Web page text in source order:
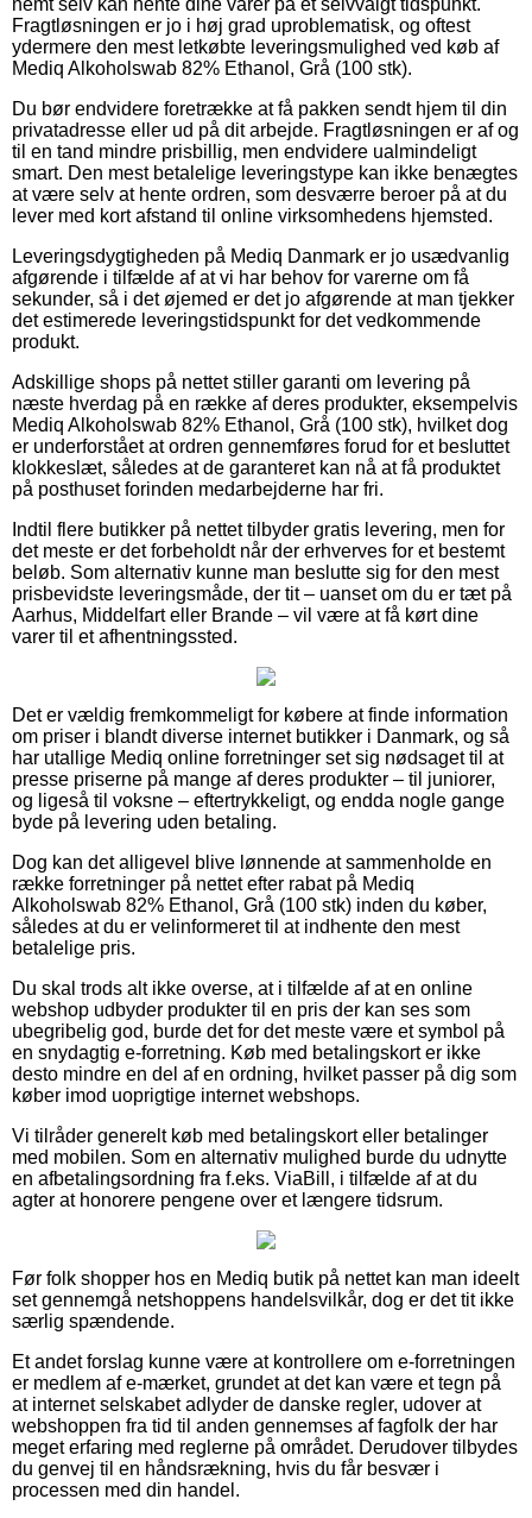
Fragtløsningen er jo i høj grad uproblematisk, og oftest
ydermere den mest letkøbte leveringsmulighed ved køb af
Mediq Alkoholswab 82% Ethanol, Grå (100 stk).
Du bør endvidere foretrække at få pakken sendt hjem til din
privatadresse eller ud på dit arbejde. Fragtløsningen er af og
til en tand mindre prisbillig, men endvidere ualmindeligt
smart. Den mest betalelige leveringstype kan ikke benægtes
at være selv at hente ordren, som desværre beroer på at du
lever med kort afstand til online virksomhedens hjemsted.
Leveringsdygtigheden på Mediq Danmark er jo usædvanlig
afgørende i tilfælde af at vi har behov for varerne om få
sekunder, så i det øjemed er det jo afgørende at man tjekker
det estimerede leveringstidspunkt for det vedkommende
produkt.
Adskillige shops på nettet stiller garanti om levering på
næste hverdag på en række af deres produkter, eksempelvis
Mediq Alkoholswab 82% Ethanol, Grå (100 stk), hvilket dog
er underforstået at ordren gennemføres forud for et besluttet
klokkeslæt, således at de garanteret kan nå at få produktet
på posthuset forinden medarbejderne har fri.
Indtil flere butikker på nettet tilbyder gratis levering, men for
det meste er det forbeholdt når der erhverves for et bestemt
beløb. Som alternativ kunne man beslutte sig for den mest
prisbevidste leveringsmåde, der tit – uanset om du er tæt på
Aarhus, Middelfart eller Brande – vil være at få kørt dine
varer til et afhentningssted.
Det er vældig fremkommeligt for købere at finde information
om priser i blandt diverse internet butikker i Danmark, og så
har utallige Mediq online forretninger set sig nødsaget til at
presse priserne på mange af deres produkter – til juniorer,
og ligeså til voksne – eftertrykkeligt, og endda nogle gange
byde på levering uden betaling.
Dog kan det alligevel blive lønnende at sammenholde en
række forretninger på nettet efter rabat på Mediq
Alkoholswab 82% Ethanol, Grå (100 stk) inden du køber,
således at du er velinformeret til at indhente den mest
betalelige pris.
Du skal trods alt ikke overse, at i tilfælde af at en online
webshop udbyder produkter til en pris der kan ses som
ubegribelig god, burde det for det meste være et symbol på
en snydagtig e-forretning. Køb med betalingskort er ikke
desto mindre en del af en ordning, hvilket passer på dig som
køber imod uoprigtige internet webshops.
Vi tilråder generelt køb med betalingskort eller betalinger
med mobilen. Som en alternativ mulighed burde du udnytte
en afbetalingsordning fra f.eks. ViaBill, i tilfælde af at du
agter at honorere pengene over et længere tidsrum.
Før folk shopper hos en Mediq butik på nettet kan man ideelt
set gennemgå netshoppens handelsvilkår, dog er det tit ikke
særlig spændende.
Et andet forslag kunne være at kontrollere om e-forretningen
er medlem af e-mærket, grundet at det kan være et tegn på
at internet selskabet adlyder de danske regler, udover at
webshoppen fra tid til anden gennemses af fagfolk der har
meget erfaring med reglerne på området. Derudover tilbydes
du genvej til en håndsrækning, hvis du får besvær i
processen med din handel.